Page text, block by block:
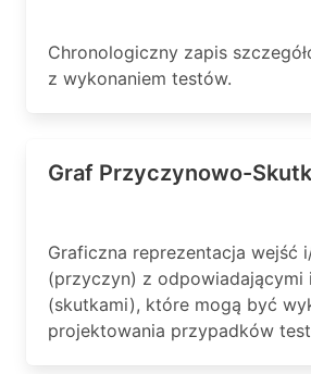
Chronologiczny zapis
z wykonaniem testów.
Graf Przyczynowo-
Graficzna reprezentacja wejść
(przyczyn) z odpowiadającymi
(skutkami), które mogą być
projektowania przypadków